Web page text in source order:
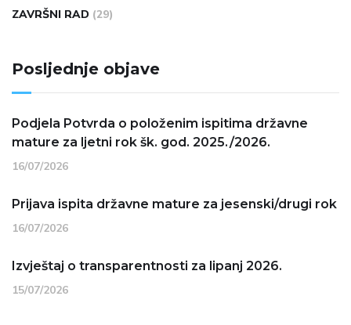
ZAVRŠNI RAD (29)
Posljednje objave
Podjela Potvrda o položenim ispitima državne
mature za ljetni rok šk. god. 2025./2026.
16/07/2026
Prijava ispita državne mature za jesenski/drugi rok
16/07/2026
Izvještaj o transparentnosti za lipanj 2026.
15/07/2026